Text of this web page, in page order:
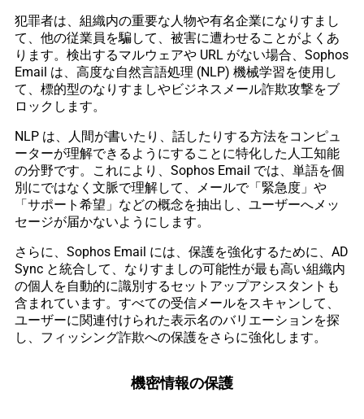
犯罪者は、組織内の重要な人物や有名企業になりすまし
て、他の従業員を騙して、被害に遭わせることがよくあ
ります。検出するマルウェアや URL がない場合、Sophos
Email は、高度な自然言語処理 (NLP) 機械学習を使用し
て、標的型のなりすましやビジネスメール詐欺攻撃をブ
ロックします。
NLP は、人間が書いたり、話したりする方法をコンピュ
ーターが理解できるようにすることに特化した人工知能
の分野です。これにより、Sophos Email では、単語を個
別にではなく文脈で理解して、メールで「緊急度」や
「サポート希望」などの概念を抽出し、ユーザーへメッ
セージが届かないようにします。
さらに、Sophos Email には、保護を強化するために、AD
Sync と統合して、なりすましの可能性が最も高い組織内
の個人を自動的に識別するセットアップアシスタントも
含まれています。すべての受信メールをスキャンして、
ユーザーに関連付けられた表示名のバリエーションを探
し、フィッシング詐欺への保護をさらに強化します。
機密情報の保護